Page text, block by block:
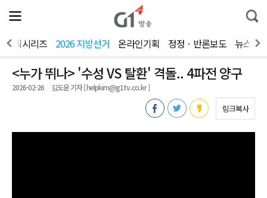
전
체
뉴
열
통
합
색
기획시리즈 2026 지방선거 온라인기획 정정ㆍ반론보도 뉴스제
<누가 뛰나> '수성 VS 탈환' 격돌.. 4파전 양구
2026-02-26 김도운 기자 [ helpkim@g1tv.co.kr ]
링크복사